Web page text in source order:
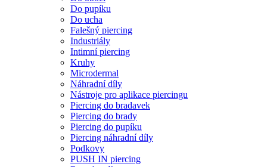
Do pupíku
Do ucha
Falešný piercing
Industriály
Intimní piercing
Kruhy
Microdermal
Náhradní díly
Nástroje pro aplikace piercingu
Piercing do bradavek
Piercing do brady
Piercing do pupíku
Piercing náhradní díly
Podkovy
PUSH IN piercing